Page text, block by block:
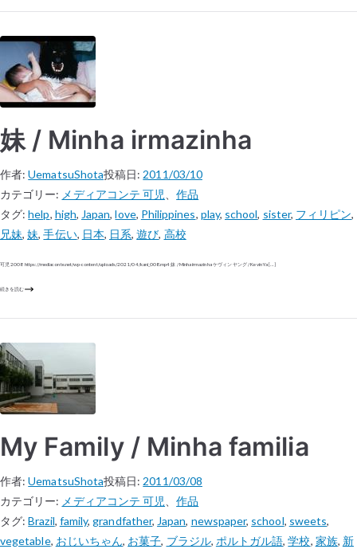
妹 / Minha irmazinha
作者:UematsuShota投稿日: 2011/03/10
カテゴリー: メディアコンテ 可児 、作品
タグ:help, high, Japan,love, Philippines, play, school, sister, フィリピン,
兄妹,妹,手伝い, 日本, 日系,遊び, 高校
可児 2008 https://mediaconte.net/wp-content/uploads/2021/04/kani_008.mp4 妹 / Minha irmazinha ケヴィン ヤング / Kevin Ya […]
続きを読む
My Family / Minha familia
作者:UematsuShota投稿日: 2011/03/08
カテゴリー: メディアコンテ 可児 、作品
タグ:Brazil, family,grandfather, Japan, newspaper, school, sweets,
vegetable, おじいちゃん, お菓子, ブラジル, ポルトガル語,学校, 家族, 新